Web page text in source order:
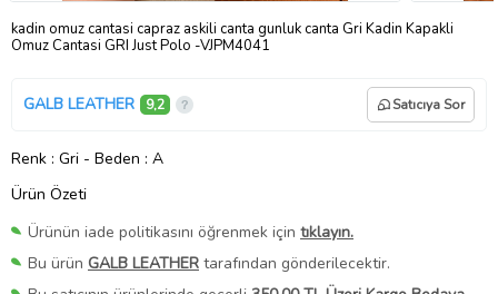
kadin omuz cantasi capraz askili canta gunluk canta Gri Kadin Kapakli
Omuz Cantasi GRI Just Polo -VJPM4041
GALB LEATHER 9,2 Satıcıya Sor
Renk : Gri - Beden : A
Ürün Özeti
Ürünün iade politikasını öğrenmek için tıklayın.
Bu ürün GALB LEATHER tarafından gönderilecektir.